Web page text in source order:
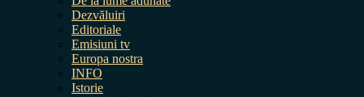
Dezvăluiri
Editoriale
Emisiuni tv
Europa nostra
INFO
Istorie